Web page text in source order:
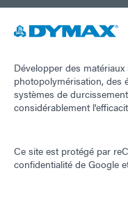
Développer des
photopolymérisation, des
systèmes de
considérablement
Ce site est protégé par
confidentialité de Google